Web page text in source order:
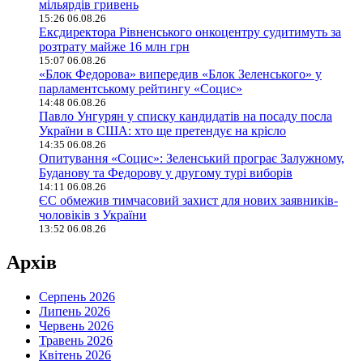
мільярдів гривень
15:26 06.08.26
Ексдиректора Рівненського онкоцентру судитимуть за
розтрату майже 16 млн грн
15:07 06.08.26
«Блок Федорова» випередив «Блок Зеленського» у
парламентському рейтингу «Социс»
14:48 06.08.26
Павло Унгурян у списку кандидатів на посаду посла
України в США: хто ще претендує на крісло
14:35 06.08.26
Опитування «Социс»: Зеленський програє Залужному,
Буданову та Федорову у другому турі виборів
14:11 06.08.26
ЄС обмежив тимчасовий захист для нових заявників-
чоловіків з України
13:52 06.08.26
Архів
Серпень 2026
Липень 2026
Червень 2026
Травень 2026
Квітень 2026